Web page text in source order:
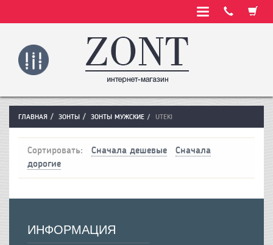
ГЛАВНАЯ ЗОНТЫ ЗОНТЫ МУЖСКИЕ UTEKI
Сортировать: Сначала дешевые
Сначала
дорогие
ИНФОРМАЦИЯ